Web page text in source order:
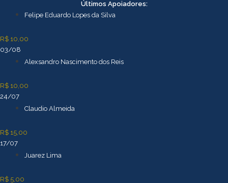
conteúdo
Últimos Apoiadores:
Felipe Eduardo Lopes da Silva
R$ 10,00
03/08
Alexsandro Nascimento dos Reis
R$ 10,00
24/07
Claudio Almeida
R$ 15,00
17/07
Juarez Lima
R$ 5,00